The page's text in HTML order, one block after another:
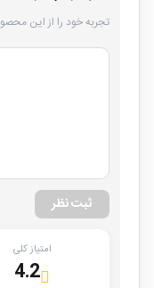
تجربه خود را از این
ثبت نظر
امتیاز کلی
4.2